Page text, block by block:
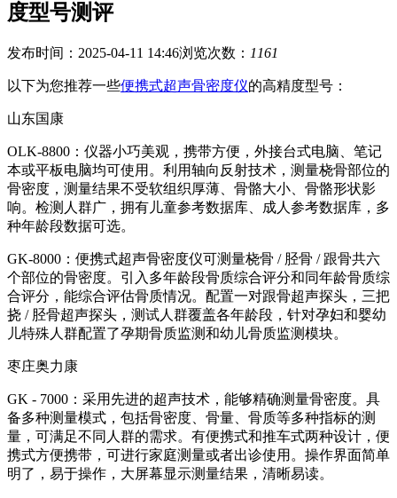
度型号测评
发布时间：2025-04-11 14:46浏览次数： 1161
以下为您推荐一些便携式超声骨密度仪的高精度型号：
山东国康
OLK-8800：仪器小巧美观，携带方便，外接台式电脑、笔记
本或平板电脑均可使用。利用轴向反射技术，测量桡骨部位的
骨密度，测量结果不受软组织厚薄、骨骼大小、骨骼形状影
响。检测人群广，拥有儿童参考数据库、成人参考数据库，多
种年龄段数据可选。
GK-8000：便携式超声骨密度仪可测量桡骨 / 胫骨 / 跟骨共六
个部位的骨密度。引入多年龄段骨质综合评分和同年龄骨质综
合评分，能综合评估骨质情况。配置一对跟骨超声探头，三把
挠 / 胫骨超声探头，测试人群覆盖各年龄段，针对孕妇和婴幼
儿特殊人群配置了孕期骨质监测和幼儿骨质监测模块。
枣庄奥力康
GK - 7000：采用先进的超声技术，能够精确测量骨密度。具
备多种测量模式，包括骨密度、骨量、骨质等多种指标的测
量，可满足不同人群的需求。有便携式和推车式两种设计，便
携式方便携带，可进行家庭测量或者出诊使用。操作界面简单
明了，易于操作，大屏幕显示测量结果，清晰易读。